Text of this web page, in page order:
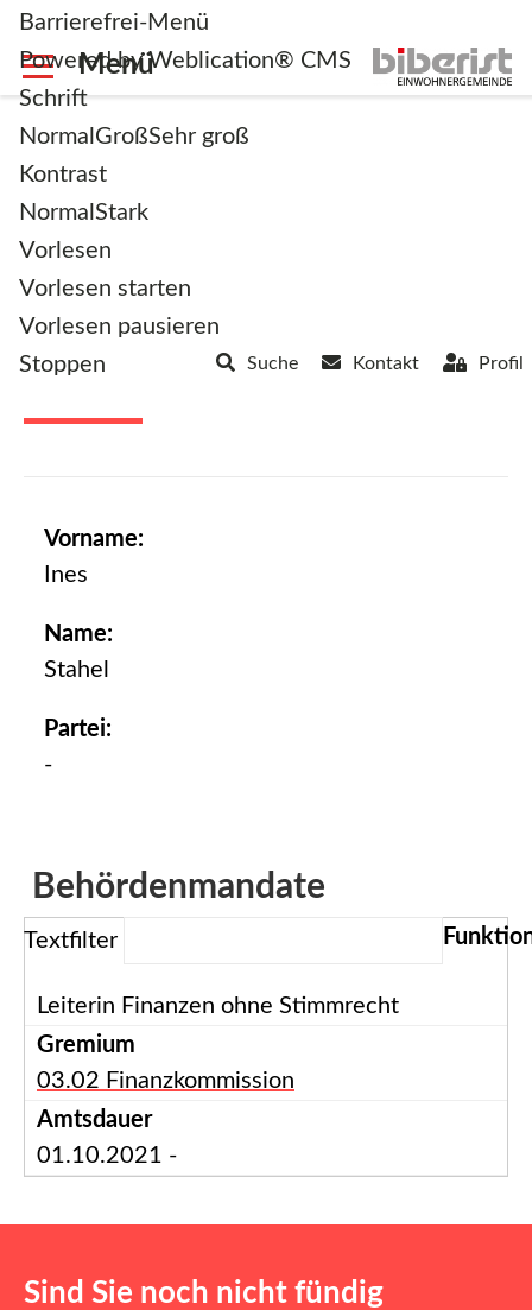
Barrierefrei-Menü
Powered by Weblication® CMS
Schrift
Normal GroßSehr groß
Kontrast
Normal Stark
Vorlesen
Vorlesen starten
Vorlesen pausieren
Stoppen
Profil
Kontakt
Suche
<< Zurück zur Übersicht
Details Ines Stahel
Vorname:
Ines
Name:
Stahel
Partei:
-
Behördenmandate
Textfilter
Leiterin Finanzen ohne Stimmrecht
03.02 Finanzkommission
01.10.2021 -
Sind Sie noch nicht fündig